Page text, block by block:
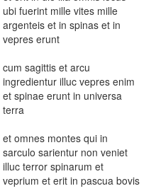
ubi fuerint mille vites mille
argenteis et in spinas et in
vepres erunt
cum sagittis et arcu
ingredientur illuc vepres enim
et spinae erunt in universa
terra
et omnes montes qui in
sarculo sarientur non veniet
illuc terror spinarum et
veprium et erit in pascua bovis